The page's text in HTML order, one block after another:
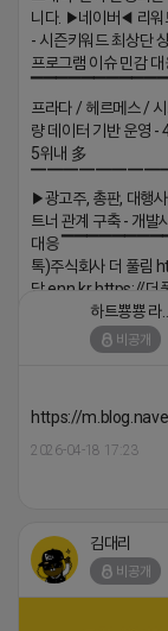
니다. ▶네이버◀ 리워
- 시즌키워드 최상단
프로그램 이슈 민감 대
프라다 / 헤르메스 /
량 데이터 기반 운영
5위내 多
▶광고주, 총판, 대행
트너 관계 구축 - 개발
대응
톡)주식회사 더 풀림
담.enn.kr https://더
2026-04-18 17:26
하트뿅뿅 라이언
비공개
https://
2026-04-18 17:23
김대리
비공개